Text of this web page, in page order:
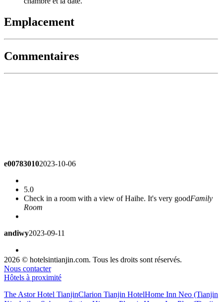
Emplacement
Commentaires
e007830102023-10-06
5.0
Check in a room with a view of Haihe. It's very goodFamily
Room
andiwy 2023-09-11
5.0
The environment and location are very convenient, and the
service is also very good. You can continue to consider this
hotel next time.
2026 © hotelsintianjin.com. Tous les droits sont réservés.
Nous contacter
Hôtels à proximité
The Astor Hotel TianjinClarion Tianjin HotelHome Inn Neo (Tianjin